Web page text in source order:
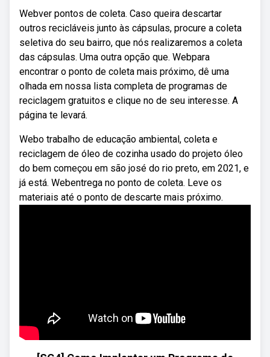
Webver pontos de coleta. Caso queira descartar
outros recicláveis junto às cápsulas, procure a coleta
seletiva do seu bairro, que nós realizaremos a coleta
das cápsulas. Uma outra opção que. Webpara
encontrar o ponto de coleta mais próximo, dê uma
olhada em nossa lista completa de programas de
reciclagem gratuitos e clique no de seu interesse. A
página te levará.
Webo trabalho de educação ambiental, coleta e
reciclagem de óleo de cozinha usado do projeto óleo
do bem começou em são josé do rio preto, em 2021, e
já está. Webentrega no ponto de coleta. Leve os
materiais até o ponto de descarte mais próximo.